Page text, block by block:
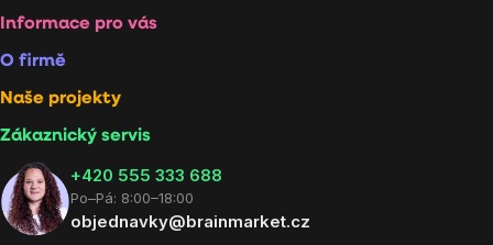
Informace pro vás
O firmě
Naše projekty
Zákaznický servis
‭+420 555 333 688
Po–Pá: 8:00–18:00
objednavky@brainmarket.cz